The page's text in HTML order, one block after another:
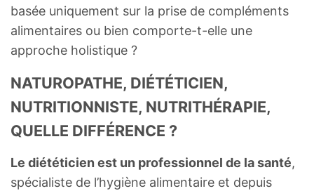
basée uniquement sur la prise de compléments
alimentaires ou bien comporte-t-elle une
approche holistique ?
NATUROPATHE, DIÉTÉTICIEN,
NUTRITIONNISTE, NUTRITHÉRAPIE,
QUELLE DIFFÉRENCE ?
Le diététicien est un professionnel de la santé,
spécialiste de l’hygiène alimentaire et depuis